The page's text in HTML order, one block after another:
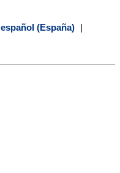
español (España) |